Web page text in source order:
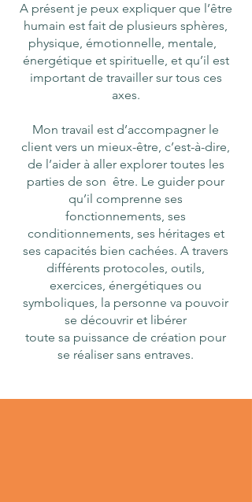
A présent je peux expliquer que l’être
humain est fait de plusieurs sphères,
physique, émotionnelle, mentale,
énergétique et spirituelle, et qu’il est
important de travailler sur tous ces
axes.
Mon travail est d’accompagner le
client vers un mieux-être, c’est-à-dire,
de l’aider à aller explorer toutes les
parties de son être. Le guider pour
qu’il comprenne ses
fonctionnements, ses
conditionnements, ses héritages et
ses capacités bien cachées. A travers
différents protocoles, outils,
exercices, énergétiques ou
symboliques, la personne va pouvoir
se découvrir et libérer
toute sa puissance de création pour
se réaliser sans entraves.